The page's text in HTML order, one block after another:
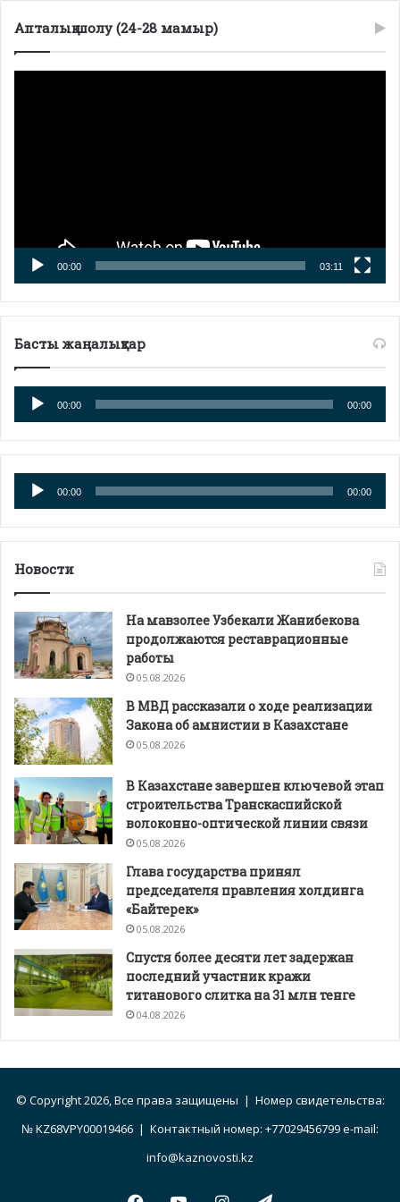
Апталық шолу (24-28 мамыр)
00:00 03:11
Басты жаңалықтар
Аудиоплеер
00:00 00:00
Аудиоплеер
00:00 00:00
Новости
На мавзолее Узбекали Жанибекова
продолжаются реставрационные
работы
05.08.2026
В МВД рассказали о ходе реализации
Закона об амнистии в Казахстане
05.08.2026
В Казахстане завершен ключевой этап
строительства Транскаспийской
волоконно-оптической линии связи
05.08.2026
Глава государства принял
председателя правления холдинга
«Байтерек»
05.08.2026
Спустя более десяти лет задержан
последний участник кражи
титанового слитка на 31 млн тенге
04.08.2026
© Copyright 2026, Все права защищены | Номер свидетельства:
№ KZ68VPY00019466 | Контактный номер: +77029456799 e-mail:
info@kaznovosti.kz